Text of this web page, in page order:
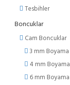
Tesbihler
Boncuklar
Cam Boncuklar
3 mm
4 mm
6 mm